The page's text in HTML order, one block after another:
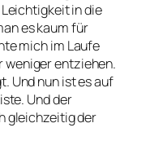
in die
es kaum für
mich im Laufe
weniger entziehen.
Und nun ist es auf
Und der
gleichzeitig der